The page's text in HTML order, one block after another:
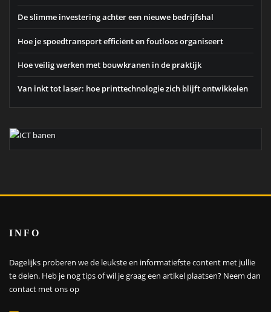
De slimme investering achter een nieuwe bedrijfshal
Hoe je spoedtransport efficiënt en foutloos organiseert
Hoe veilig werken met bouwkranen in de praktijk
Van inkt tot laser: hoe printtechnologie zich blijft ontwikkelen
INFO
Dagelijks proberen we de leukste en informatiefste content met jullie
te delen. Heb je nog tips of wil je graag een artikel plaatsen? Neem dan
contact met ons op